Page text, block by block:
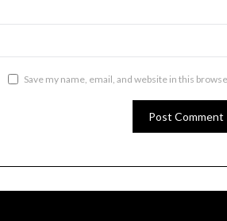
Save my name, email, and website in this